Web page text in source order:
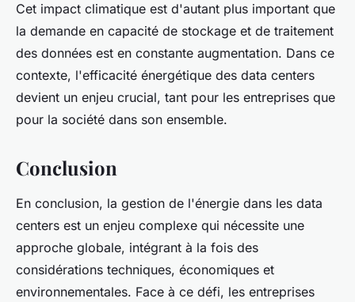
Cet impact climatique est d'autant plus important que
la demande en capacité de stockage et de traitement
des données est en constante augmentation. Dans ce
contexte, l'efficacité énergétique des data centers
devient un enjeu crucial, tant pour les entreprises que
pour la société dans son ensemble.
Conclusion
En conclusion, la gestion de l'énergie dans les data
centers est un enjeu complexe qui nécessite une
approche globale, intégrant à la fois des
considérations techniques, économiques et
environnementales. Face à ce défi, les entreprises